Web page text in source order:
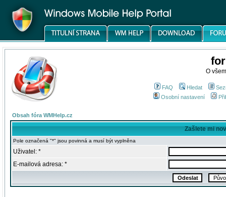
O
FAQ Hledat
Osobní nastavení
Obsah fóra WMHelp.cz
Zašlete mi
Pole označená "*" jsou povinná a musí být vyplněna
Uživatel: *
E-mailová adresa: *